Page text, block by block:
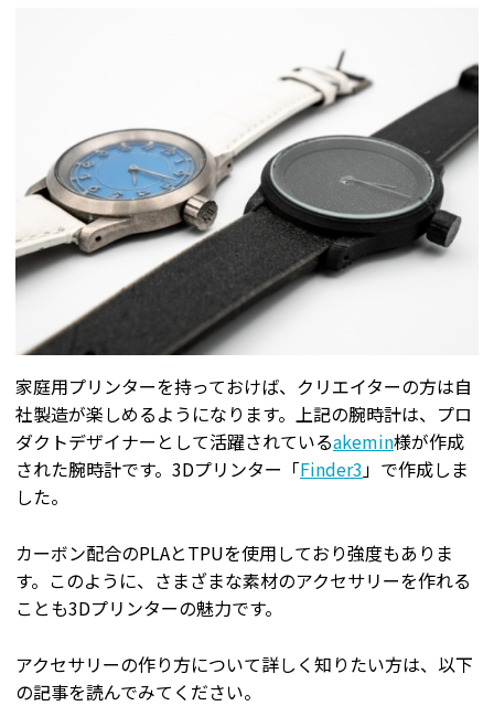
家庭用プリンターを持っておけば、クリエイターの方は自
社製造が楽しめるようになります。上記の腕時計は、プロ
ダクトデザイナーとして活躍されているakemin様が作成
された腕時計です。3Dプリンター「Finder3」で作成しま
した。
カーボン配合のPLAとTPUを使用しており強度もありま
す。このように、さまざまな素材のアクセサリーを作れる
ことも3Dプリンターの魅力です。
アクセサリーの作り方について詳しく知りたい方は、以下
の記事を読んでみてください。